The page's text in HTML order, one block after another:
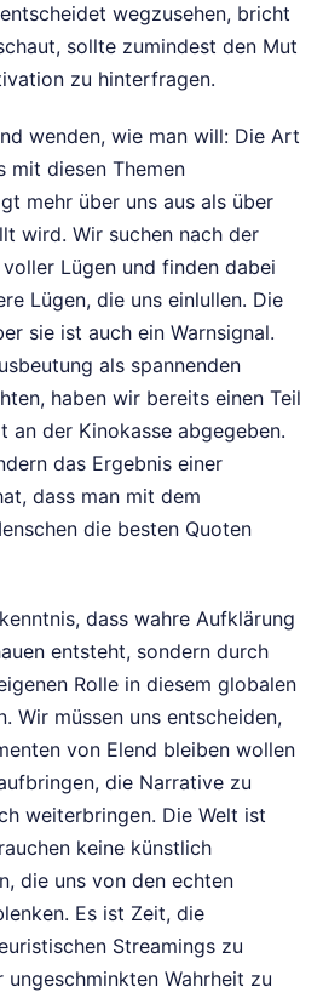
wegzusehen, bricht
sollte zumindest den Mut
zu hinterfragen.
wenden, wie man will: Die Art
mit diesen Themen
mehr über uns aus als über
wird. Wir suchen nach der
Lügen und finden dabei
Lügen, die uns einlullen. Die
sie ist auch ein Warnsignal.
als spannenden
haben wir bereits einen Teil
an der Kinokasse abgegeben.
das Ergebnis einer
dass man mit dem
die besten Quoten
dass wahre Aufklärung
entsteht, sondern durch
Rolle in diesem globalen
Wir müssen uns entscheiden,
von Elend bleiben wollen
die Narrative zu
weiterbringen. Die Welt ist
keine künstlich
die uns von den echten
Es ist Zeit, die
Streamings zu
Wahrheit zu